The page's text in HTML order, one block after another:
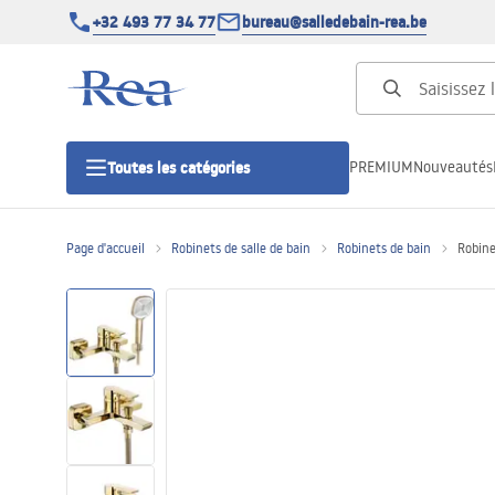
+32 493 77 34 77 bureau@salledebain-rea.be
Toutes les catégories
Portes de douche
Receveurs de douche
Caniveaux de douche
PREMIUMNouveautés
Page d'accueil Robinets de salle de bain Robinets de bain